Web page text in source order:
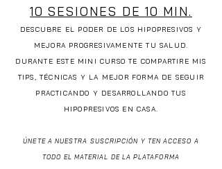
10 SESIONES DE 10 MIN.
DESCUBRE EL PODER DE LOS HIPOPRESIVOS Y
MEJORA PROGRESIVAMENTE TU SALUD.
DURANTE ESTE MINI CURSO TE COMPARTIRE MIS
TIPS, TÉCNICAS Y LA MEJOR FORMA DE SEGUIR
PRACTICANDO Y DESARROLLANDO TUS
HIPOPRESIVOS EN CASA.
ÚNETE A NUESTRA SUSCRIPCIÓN Y TEN ACCESO A
TODO EL MATERIAL DE LA PLATAFORMA